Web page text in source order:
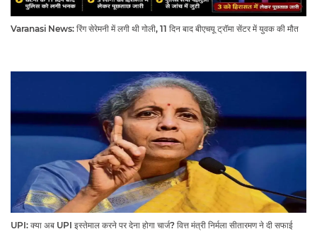
Varanasi News: रिंग सेरेमनी में लगी थी गोली, 11 दिन बाद बीएचयू ट्रॉमा सेंटर में युवक की मौत
UPI: क्या अब UPI इस्तेमाल करने पर देना होगा चार्ज? वित्त मंत्री निर्मला सीतारमण ने दी सफाई